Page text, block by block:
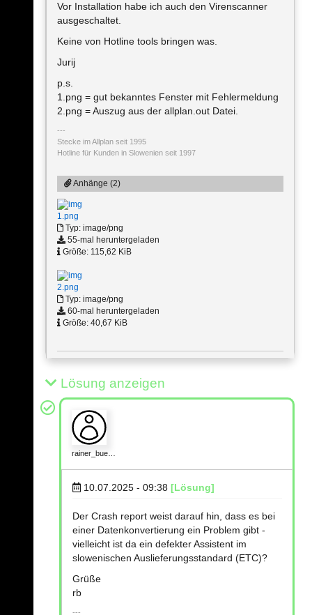
Vor Installation habe ich auch den Virenscanner
ausgeschaltet.
Keine von Hotline tools bringen was.
Jurij
p.s.
1.png = gut bekanntes Fenster mit Fehlermeldung
2.png = Auszug aus der allplan.out Datei.
Stecke im Allplan seit 1995
Hotline für Kunden in Slowenien seit 1997
Anhänge (2)
1.png
Typ: image/png
55-mal heruntergeladen
Größe: 115,62 KiB
2.png
Typ: image/png
60-mal heruntergeladen
Größe: 40,67 KiB
Lösung anzeigen
rainer_bue…
10.07.2025 - 09:38 [Lösung]
Der Crash report weist darauf hin, dass es bei
einer Datenkonvertierung ein Problem gibt -
vielleicht ist da ein defekter Assistent im
slowenischen Auslieferungsstandard (ETC)?
Grüße
rb